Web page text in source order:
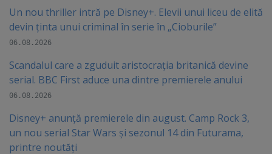
Un nou thriller intră pe Disney+. Elevii unui liceu de elită
devin ținta unui criminal în serie în „Cioburile”
06.08.2026
Scandalul care a zguduit aristocrația britanică devine
serial. BBC First aduce una dintre premierele anului
06.08.2026
Disney+ anunță premierele din august. Camp Rock 3,
un nou serial Star Wars și sezonul 14 din Futurama,
printre noutăți